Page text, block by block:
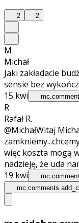
2 2
M
Michał
Jaki zakładacie
sensie bez
15 kwi
R
Rafał R.
@MichałWitaj
więc koszta mogą
nadzieję, że uda
19 kwi